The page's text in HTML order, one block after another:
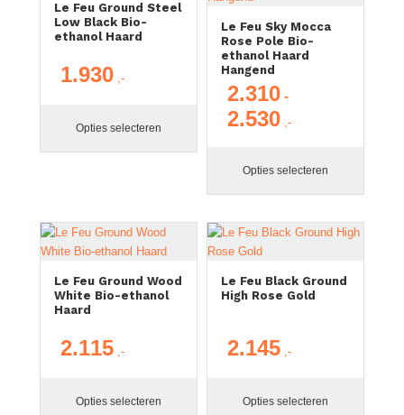
Le Feu Ground Steel
Low Black Bio-
ethanol Haard
1.930
Opties selecteren
Le Feu Sky Mocca
Rose Pole Bio-
ethanol Haard
Hangend
2.310 -
2.530Prijsklasse:
Opties selecteren
Le Feu Ground Wood
White Bio-ethanol
Haard
2.115
Opties selecteren
Le Feu Black Ground
High Rose Gold
2.145
Opties selecteren